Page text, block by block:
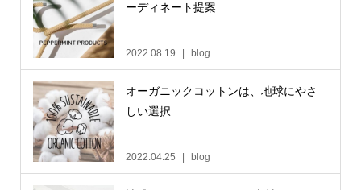
ーディネート提案
2022.08.19 blog
オーガニックコットンは、地球にやさ
しい選択
2022.04.25 blog